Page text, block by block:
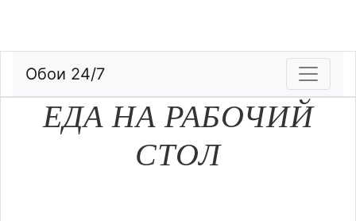
Обои 24/7
ЕДА НА РАБОЧИЙ
СТОЛ